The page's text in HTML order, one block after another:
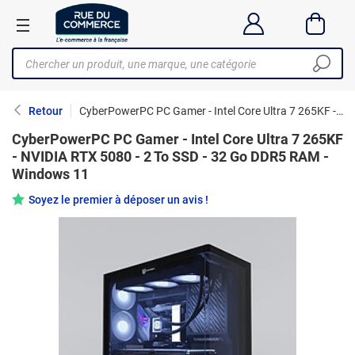
Retour CyberPowerPC PC Gamer - Intel Core Ultra 7 265KF - NVIDIA RTX 5080 - 2 To SSD - 32 Go DDR5 RAM - Windows 11
CyberPowerPC PC Gamer - Intel Core Ultra 7 265KF
- NVIDIA RTX 5080 - 2 To SSD - 32 Go DDR5 RAM -
Windows 11
Soyez le premier à déposer un avis !